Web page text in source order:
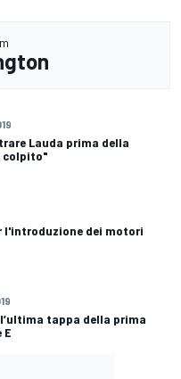
Lauda prima della
colpito"
l'introduzione dei motori
tappa della prima
E